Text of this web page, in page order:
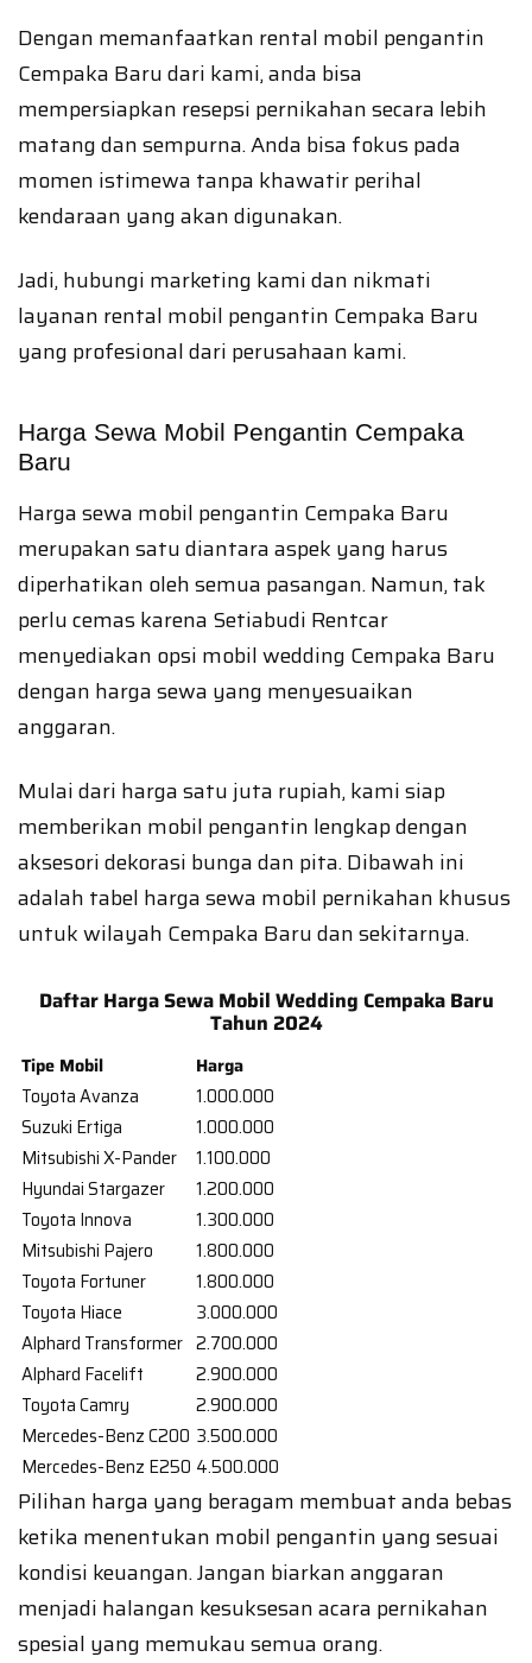
Dengan memanfaatkan rental mobil pengantin
Cempaka Baru dari kami, anda bisa
mempersiapkan resepsi pernikahan secara lebih
matang dan sempurna. Anda bisa fokus pada
momen istimewa tanpa khawatir perihal
kendaraan yang akan digunakan.
Jadi, hubungi marketing kami dan nikmati
layanan rental mobil pengantin Cempaka Baru
yang profesional dari perusahaan kami.
Harga Sewa Mobil Pengantin Cempaka
Baru
Harga sewa mobil pengantin Cempaka Baru
merupakan satu diantara aspek yang harus
diperhatikan oleh semua pasangan. Namun, tak
perlu cemas karena Setiabudi Rentcar
menyediakan opsi mobil wedding Cempaka Baru
dengan harga sewa yang menyesuaikan
anggaran.
Mulai dari harga satu juta rupiah, kami siap
memberikan mobil pengantin lengkap dengan
aksesori dekorasi bunga dan pita. Dibawah ini
adalah tabel harga sewa mobil pernikahan khusus
untuk wilayah Cempaka Baru dan sekitarnya.
Daftar Harga Sewa Mobil Wedding Cempaka Baru
Tahun 2024
Tipe Mobil
Harga
Toyota Avanza
1.000.000
Suzuki Ertiga
1.000.000
Mitsubishi X-Pander
1.100.000
Hyundai Stargazer
1.200.000
Toyota Innova
1.300.000
Mitsubishi Pajero
1.800.000
Toyota Fortuner
1.800.000
Toyota Hiace
3.000.000
Alphard Transformer 2.700.000
Alphard Facelift
2.900.000
Toyota Camry
2.900.000
Mercedes-Benz C200 3.500.000
Mercedes-Benz E250 4.500.000
Pilihan harga yang beragam membuat anda bebas
ketika menentukan mobil pengantin yang sesuai
kondisi keuangan. Jangan biarkan anggaran
menjadi halangan kesuksesan acara pernikahan
spesial yang memukau semua orang.